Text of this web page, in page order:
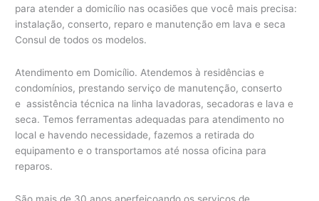
para atender a domicílio nas ocasiões que você mais precisa:
instalação, conserto, reparo e manutenção em lava e seca
Consul de todos os modelos.
Atendimento em Domicílio. Atendemos à residências e
condomínios, prestando serviço de manutenção, conserto
e assistência técnica na linha lavadoras, secadoras e lava e
seca. Temos ferramentas adequadas para atendimento no
local e havendo necessidade, fazemos a retirada do
equipamento e o transportamos até nossa oficina para
reparos.